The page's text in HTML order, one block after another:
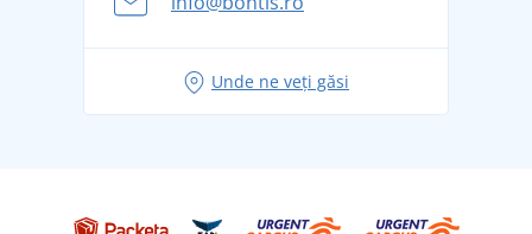
pentru vacanță fără griji
Tricoul preferat City în rol principal: ținute pentru
Unde ne veți găsi